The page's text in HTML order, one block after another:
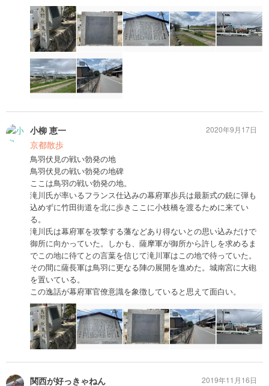
小柳 恵一
京都散歩
鳥羽伏見の戦い勃発の地
鳥羽伏見の戦い勃発の地碑
ここは鳥羽の戦い勃発の地。
滝川氏が率いるフランス仕込みの幕府軍歩兵は最新式の銃に弾も
込めずに竹田街道を北に歩きここに小枝橋を渡るために来てい
る。
滝川氏は幕府軍を攻撃する藩などあり得ないとの思い込みだけで
御所に向かっていた。しかも、薩摩軍が御所から許しを求めるま
でこの地に待てとの言葉を信じて滝川軍はこの地で待っていた。
その間に薩長軍は鳥羽に更なる陣の展開を進めた。城南宮に大砲
を置いている。
この逸話が幕府軍官僚意識を象徴していると思えて面白い。
2020年9月17日
関西が好っきゃねん
2019年11月16日